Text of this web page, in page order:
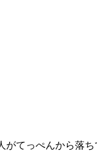
てっぺんから落